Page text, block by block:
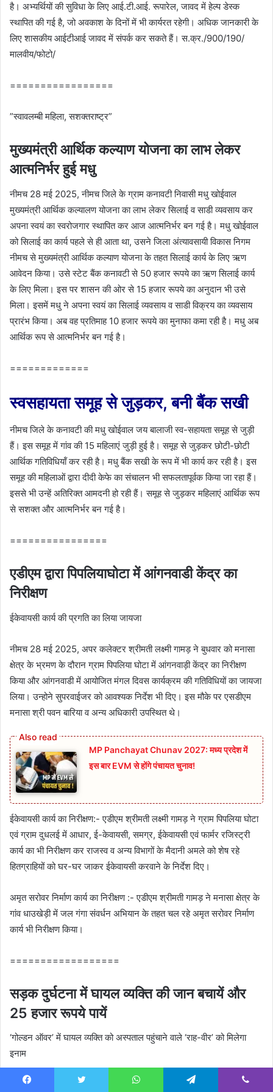
है। अभ्यर्थियों की सुविधा के लिए आई.टी.आई. रूपारेल, जावद में हेल्प डेस्क
स्थापित की गई है, जो अवकाश के दिनों में भी कार्यरत रहेगी। अधिक जानकारी के
लिए शासकीय आईटीआई जावद में संपर्क कर सकते हैं। स.क्र./900/190/
मालवीय/फोटो/
=================
”स्‍वावलम्‍बी महिला, सशक्‍तराष्‍ट्र”
मुख्यमंत्री आर्थिक कल्या‍ण योजना का लाभ लेकर
आत्मनिर्भर हुई मधु
नीमच 28 मई 2025, नीमच जिले के ग्राम कनावटी निवासी मधु खोईवाल
मुख्यमंत्री आर्थिक कल्यालण योजना का लाभ लेकर सिलाई व साडी व्यवसाय कर
अपना स्वयं का स्वरोजगार स्थापित कर आज आत्मनिर्भर बन गई है। मधु खोईवाल
को सिलाई का कार्य पहले से ही आता था, उसने जिला अंत्या‍वसायी विकास निगम
नीमच से मुख्यमंत्री आर्थिक कल्या‍ण योजना के तहत सिलाई कार्य के लिए ऋण
आवेदन किया। उसे स्टेट बैंक कनावटी से 50 हजार रूपये का ऋण सिलाई कार्य
के लिए मिला। इस पर शासन की ओर से 15 हजार रूपये का अनुदान भी उसे
मिला। इसमें मधु ने अपना स्वयं का सिलाई व्य‍वसाय व साडी विक्रय का व्यवसाय
प्रारंभ किया। अब वह प्रतिमाह 10 हजार रूपये का मुनाफा कमा रही है। मधु अब
आर्थिक रूप से आत्मनिर्भर बन गई है।
=============
स्‍वसहायता समूह से जुड़कर, बनी बैंक सखी
नीमच जिले के कनावटी की मधु खोईवाल जय बालाजी स्‍व-सहायता समूह से जुड़ी
हैं। इस समूह में गांव की 15 महिलाएं जुड़ी हुई है। समूह से जुड़कर छोटी-छोटी
आर्थिक गतिविधियॉं कर रही है। मधु बैंक सखी के रूप में भी कार्य कर रही है। इस
समूह की महिलाओं द्वारा दीदी केफे का संचालन भी सफलतापूर्वक किया जा रहा हैं।
इससे भी उन्‍हें अतिरिक्‍त आमदनी हो रही हैं। समूह से जुड़कर महिलाएं आर्थिक रूप
से सशक्‍त और आत्‍मनिर्भर बन गई है।
================
एडीएम द्वारा पिपलियाघोटा में आंगनवाडी केंद्र का
निरीक्षण
ईकेवायसी कार्य की प्रगति का लिया जायजा
नीमच 28 मई 2025, अपर कलेक्‍टर श्रीमती लक्ष्‍मी गामड़ ने बुधवार को मनासा
क्षेत्र के भ्रमण के दौरान ग्राम पिपलिया घोटा में आंगनवाड़ी केंद्र का निरीक्षण
किया और आंगनवाडी में आयोजित मंगल दिवस कार्यक्रम की गतिविधियों का जायजा
लिया। उन्‍होने सुपरवाईजर को आवश्‍यक निर्देश भी दिए। इस मौके पर एसडीएम
मनासा श्री पवन बारिया व अन्‍य अधिकारी उपस्थित थे।
MP Panchayat Chunav 2027: मध्य प्रदेश में
इस बार EVM से होंगे पंचायत चुनाव!
ईकेवायसी कार्य का निरीक्षण:- एडीएम श्रीमती लक्ष्‍मी गामड़ ने ग्राम पिपलिया घोटा
एवं ग्राम दुधलई में आधार, ई-केवायसी, समग्र, ईकेवायसी एवं फार्मर रजिस्‍ट्री
कार्य का भी निरीक्षण कर राजस्‍व व अन्‍य विभागों के मैदानी अमले को शेष रहे
हितग्राहियों को घर-घर जाकर ईकेवायसी करवाने के निर्देश दिए।
अमृत सरोवर निर्माण कार्य का निरीक्षण :- एडीएम श्रीमती गामड़ ने मनासा क्षेत्र के
गांव धाउखेड़ी में जल गंगा संवर्धन अभियान के तहत चल रहे अमृत सरोवर निर्माण
कार्य भी निरीक्षण किया।
==================
सड़क दुर्घटना में घायल व्यक्ति की जान बचायें और
25 हजार रूपये पायें
‘गोल्डन ऑवर’ में घायल व्यक्ति को अस्पताल पहुंचाने वाले ‘राह-वीर’ को मिलेगा
इनाम
‘राह-वीर’ योजना को लेकर केन्द्रीय सड़क परिवहन एवं राजमार्ग मंत्रालय ने जारी